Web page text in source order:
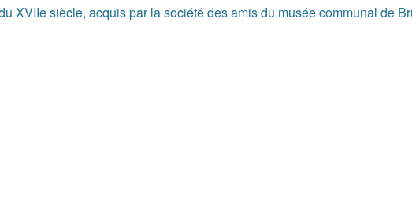
XVIIe siècle, acquis par la société des amis du musée communal de